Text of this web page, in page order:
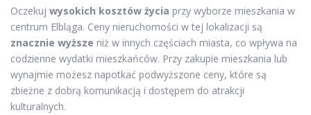
Oczekuj wysokich kosztów życia przy wyborze mieszkania w
centrum Elbląga. Ceny nieruchomości w tej lokalizacji są
znacznie wyższe niż w innych częściach miasta, co wpływa na
codzienne wydatki mieszkańców. Przy zakupie mieszkania lub
wynajmie możesz napotkać podwyższone ceny, które są
zbieżne z dobrą komunikacją i dostępem do atrakcji
kulturalnych.